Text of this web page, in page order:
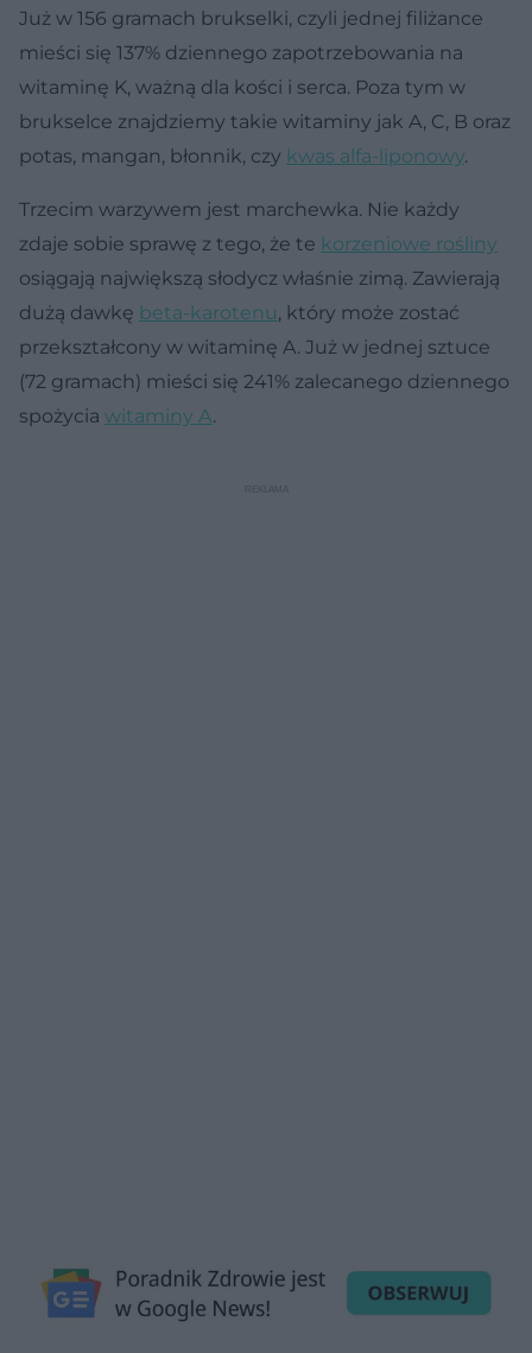
Już w 156 gramach brukselki, czyli jednej filiżance
mieści się 137% dziennego zapotrzebowania na
witaminę K, ważną dla kości i serca. Poza tym w
brukselce znajdziemy takie witaminy jak A, C, B oraz
potas, mangan, błonnik, czy kwas alfa-liponowy.
Trzecim warzywem jest marchewka. Nie każdy
zdaje sobie sprawę z tego, że te korzeniowe rośliny
osiągają największą słodycz właśnie zimą. Zawierają
dużą dawkę beta-karotenu, który może zostać
przekształcony w witaminę A. Już w jednej sztuce
(72 gramach) mieści się 241% zalecanego dziennego
spożycia witaminy A.